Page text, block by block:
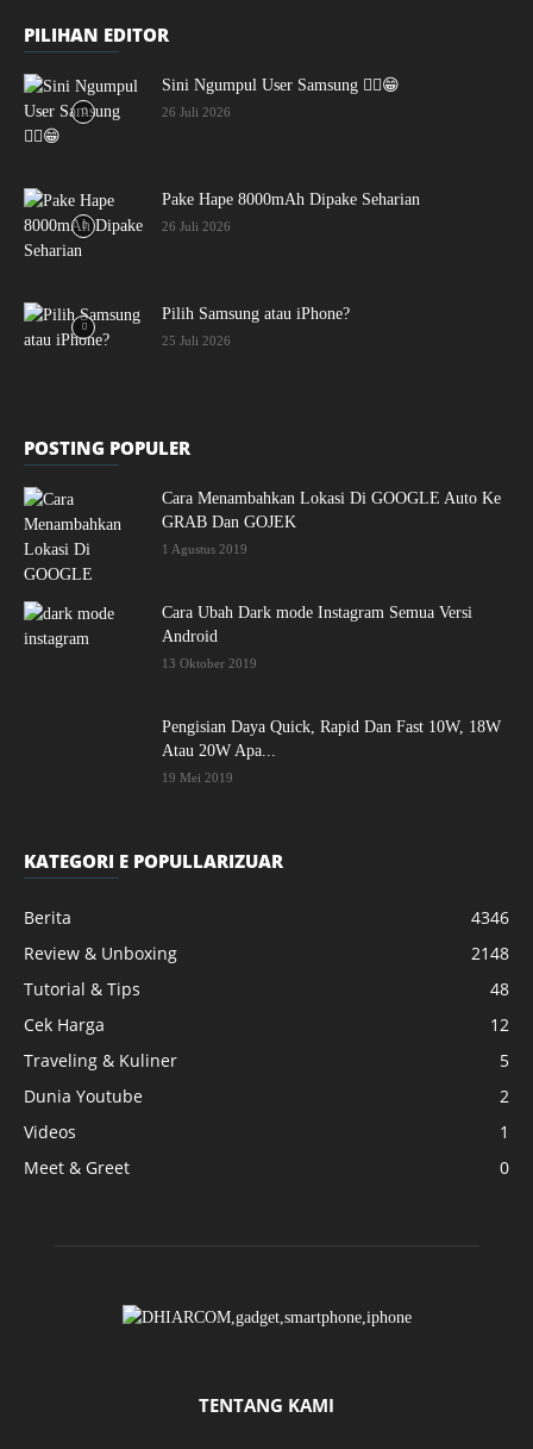
PILIHAN EDITOR
Sini Ngumpul User Samsung ☝🏻😁
26 Juli 2026
Pake Hape 8000mAh Dipake Seharian
26 Juli 2026
Pilih Samsung atau iPhone?
25 Juli 2026
POSTING POPULER
Cara Menambahkan Lokasi Di GOOGLE Auto Ke
GRAB Dan GOJEK
1 Agustus 2019
Cara Ubah Dark mode Instagram Semua Versi
Android
13 Oktober 2019
Pengisian Daya Quick, Rapid Dan Fast 10W, 18W
Atau 20W Apa...
19 Mei 2019
KATEGORI E POPULLARIZUAR
Berita
4346
Review & Unboxing
2148
Tutorial & Tips
48
Cek Harga
12
Traveling & Kuliner
5
Dunia Youtube
2
Videos
1
Meet & Greet
0
TENTANG KAMI